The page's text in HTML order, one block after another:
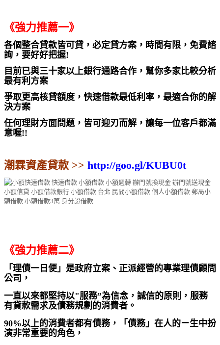
《強力推薦一》
各個整合貸款皆可貸，必定貸方案，時間有限，免費諮
詢，要好好把握!
目前已與三十家以上銀行通路合作，幫你多家比較分析
最有利方案
爭取更高核貸額度， 快速借款最低利率，最適合你的解
決方案
任何理財方面問題，皆可迎刃而解，讓每一位客戶都滿
意喔!!
潮霖資產貸款 >> http://goo.gl/KUBU0t
《強力推薦二》
「理債一日便」是政府立案、正派經營的專業理債顧問
公司，
一直以來都堅持以"服務”為信念，誠信的原則，服務
有貸款需求及債務規劃的消費者。
90%以上的消費者都有債務，「債務」在人的ㄧ生中扮
演非常重要的角色，